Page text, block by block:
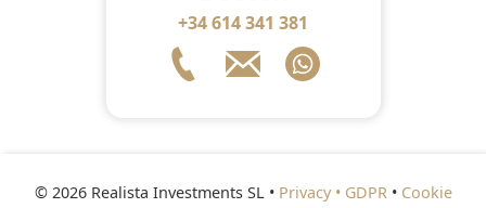
+34 614 341 381
© 2026 Realista Investments SL • Privacy • GDPR• Cookie